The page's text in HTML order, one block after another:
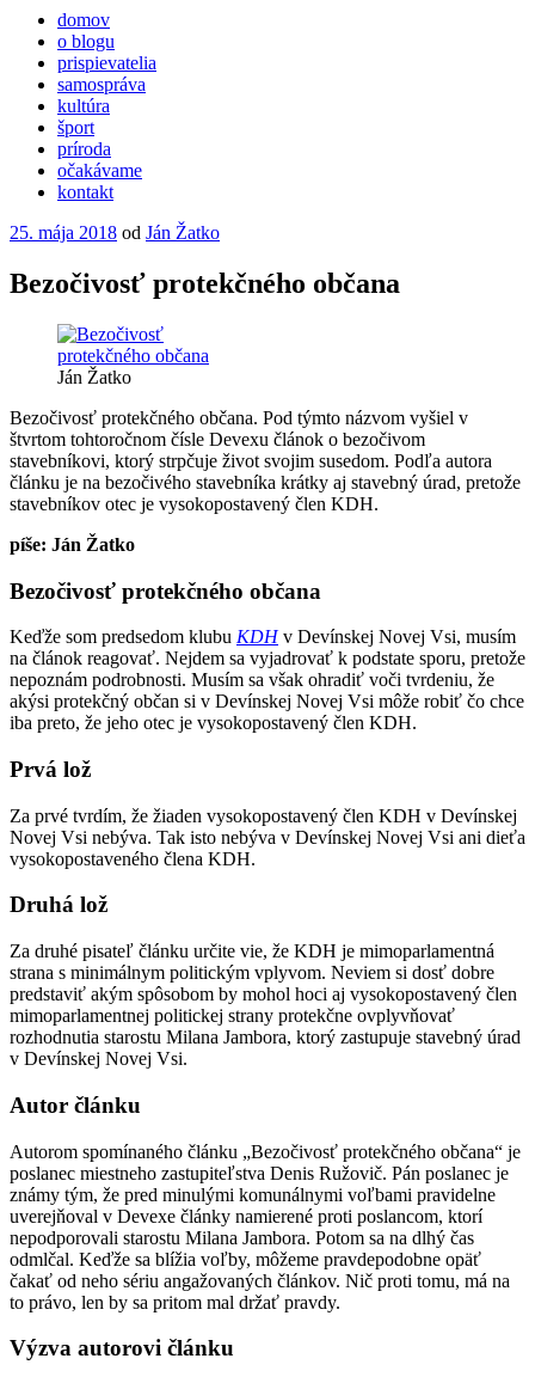
domov
o blogu
prispievatelia
samospráva
kultúra
šport
príroda
očakávame
kontakt
Publikované
25. mája 2018 od Ján Žatko
Bezočivosť protekčného občana
Ján Žatko
Bezočivosť protekčného občana. Pod týmto názvom vyšiel v
štvrtom tohtoročnom čísle Devexu článok o bezočivom
stavebníkovi, ktorý strpčuje život svojim susedom. Podľa autora
článku je na bezočivého stavebníka krátky aj stavebný úrad, pretože
stavebníkov otec je vysokopostavený člen KDH.
píše: Ján Žatko
Bezočivosť protekčného občana
Keďže som predsedom klubu KDH v Devínskej Novej Vsi, musím
na článok reagovať. Nejdem sa vyjadrovať k podstate sporu, pretože
nepoznám podrobnosti. Musím sa však ohradiť voči tvrdeniu, že
akýsi protekčný občan si v Devínskej Novej Vsi môže robiť čo chce
iba preto, že jeho otec je vysokopostavený člen KDH.
Prvá lož
Za prvé tvrdím, že žiaden vysokopostavený člen KDH v Devínskej
Novej Vsi nebýva. Tak isto nebýva v Devínskej Novej Vsi ani dieťa
vysokopostaveného člena KDH.
Druhá lož
Za druhé pisateľ článku určite vie, že KDH je mimoparlamentná
strana s minimálnym politickým vplyvom. Neviem si dosť dobre
predstaviť akým spôsobom by mohol hoci aj vysokopostavený člen
mimoparlamentnej politickej strany protekčne ovplyvňovať
rozhodnutia starostu Milana Jambora, ktorý zastupuje stavebný úrad
v Devínskej Novej Vsi.
Autor článku
Autorom spomínaného článku „Bezočivosť protekčného občana“ je
poslanec miestneho zastupiteľstva Denis Ružovič. Pán poslanec je
známy tým, že pred minulými komunálnymi voľbami pravidelne
uverejňoval v Devexe články namierené proti poslancom, ktorí
nepodporovali starostu Milana Jambora. Potom sa na dlhý čas
odmlčal. Keďže sa blížia voľby, môžeme pravdepodobne opäť
čakať od neho sériu angažovaných článkov. Nič proti tomu, má na
to právo, len by sa pritom mal držať pravdy.
Výzva autorovi článku